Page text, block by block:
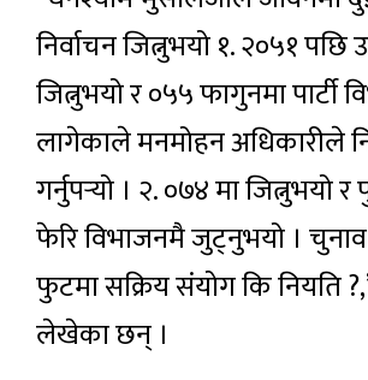
निर्वाचन जित्नुभयो १. २०५१ पछि
जित्नुभयो र ०५५ फागुनमा पार्टी
लागेकाले मनमोहन अधिकारीले
गर्नुपर्‍यो । २. ०७४ मा जित्नुभयो
फेरि विभाजनमै जुट्नुभयो । चुनाव
फुटमा सक्रिय संयोग कि नियति
लेखेका छन् ।